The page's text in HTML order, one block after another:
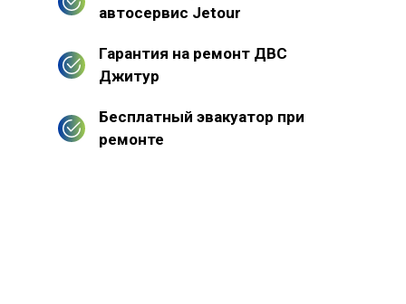
автосервис Jetour
Гарантия на ремонт ДВС
Джитур
Бесплатный эвакуатор при
ремонте